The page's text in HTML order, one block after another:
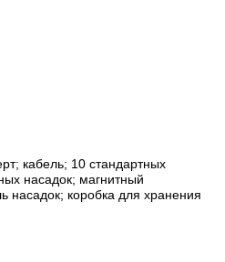
кабель; 10 стандартных
насадок; магнитный
насадок; коробка для хранения